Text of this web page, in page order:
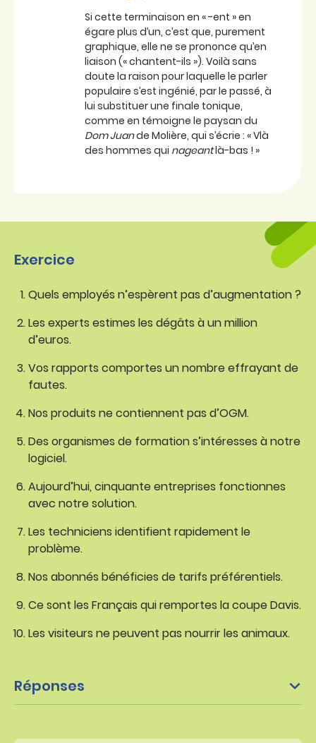
Si cette terminaison en « -ent » en
égare plus d’un, c’est que, purement
graphique, elle ne se prononce qu’en
liaison (« chantent-ils »). Voilà sans
doute la raison pour laquelle le parler
populaire s’est ingénié, par le passé, à
lui substituer une finale tonique,
comme en témoigne le paysan du
Dom Juande Molière, qui s’écrie : « Vlà
des hommes qui nageantlà-bas ! »
Exercice
Quels employés n’espèrent pas d’augmentation ?
Les experts estimes les dégâts à un million
d’euros.
Vos rapports comportes un nombre effrayant de
fautes.
Nos produits ne contiennent pas d’OGM.
Des organismes de formation s’intéresses à notre
logiciel.
Aujourd’hui, cinquante entreprises fonctionnes
avec notre solution.
Les techniciens identifient rapidement le
problème.
Nos abonnés bénéficies de tarifs préférentiels.
Ce sont les Français qui remportes la coupe Davis.
Les visiteurs ne peuvent pas nourrir les animaux.
Réponses